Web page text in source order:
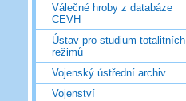
Válečné hroby z databáze
CEVH
Ústav pro studium totalitních
režimů
Vojenský ústřední archiv
Vojenství